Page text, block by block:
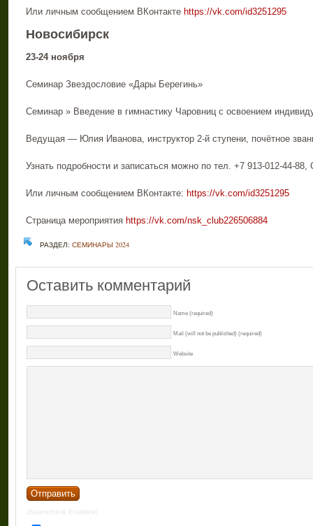
Или личным сообщением ВКонтакте https://vk.com/id3251295
Новосибирск
23-24 ноября
Семинар Звездословие «Дары Берегинь»
Семинар » Введение в гимнастику Чаровниц с освоением
Ведущая — Юлия Иванова, инструктор 2-й ступени, почётное
Узнать подробности и записаться можно по тел. +7 913-012-44-88,
Или личным сообщением ВКонтакте: https://vk.com/id3251295
Страница мероприятия https://vk.com/nsk_club226506884
РАЗДЕЛ: СЕМИНАРЫ 2024
Оставить комментарий
Name (required)
Mail (will not be published) (required)
Website
(Spamcheck Enabled)